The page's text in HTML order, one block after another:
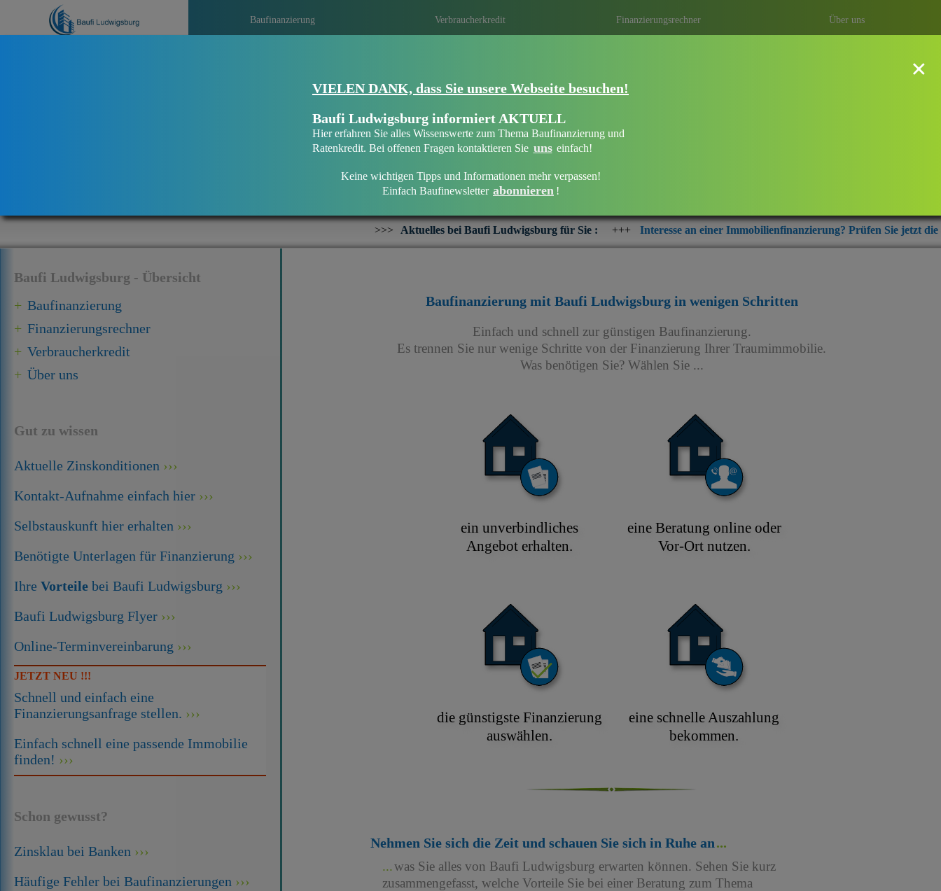
Baufinanzierung Verbraucherkredit Finanzierungsrechner Über uns
Eine Immobilie finanzieren mit Baufi Ludwigsburg
Finanzieren Sie Ihr Haus oder Ihre Wohnung mit Baufi Ludwigsburg – ihrem
bankenunabhängigen Finanzierungsberater aus der Region Ludwigsburg.
Aktuelles bei Baufi Ludwigsburg für Sie : +++ Interesse an einer Immobilienfinanzierung? Prüfen Sie jetzt die aktuellen
Baufi Ludwigsburg - Übersicht
Baufinanzierung
Finanzierungsrechner
Verbraucherkredit
Über uns
Gut zu wissen
Aktuelle Zinskonditionen
Kontakt-Aufnahme einfach hier
Selbstauskunft hier erhalten
Benötigte Unterlagen für Finanzierung
Ihre Vorteile bei Baufi Ludwigsburg
Baufi Ludwigsburg Flyer
Online-Terminvereinbarung
JETZT NEU !!!
Schnell und einfach eine
Finanzierungsanfrage stellen.
Einfach schnell eine passende Immobilie
finden!
Schon gewusst?
Zinsklau bei Banken
Häufige Fehler bei Baufinanzierungen
×
VIELEN DANK, dass Sie unsere Webseite besuchen!
Baufi Ludwigsburg informiert AKTUELL
Hier erfahren Sie alles Wissenswerte zum Thema Baufinanzierung und
Ratenkredit. Bei offenen Fragen kontaktieren Sie uns einfach!
Keine wichtigen Tipps und Informationen mehr verpassen!
Einfach Baufinewsletter abonnieren !
Baufinanzierung mit Baufi Ludwigsburgin wenigen Schritten
Einfach und schnell zur günstigen Baufinanzierung.
Es trennen Sie nur wenige Schritte von der Finanzierung Ihrer Traumimmobilie.
Was benötigen Sie? Wählen Sie ...
ein unverbindliches
Angebot erhalten.
eine Beratung online oder
Vor-Ort nutzen.
die günstigste Finanzierung
auswählen.
eine schnelle Auszahlung
bekommen.
Nehmen Sie sich die Zeit und schauen Sie sich in Ruhe an
was Sie alles von Baufi Ludwigsburg erwarten können. Sehen Sie kurz
zusammengefasst, welche Vorteile Sie bei einer Beratung zum Thema